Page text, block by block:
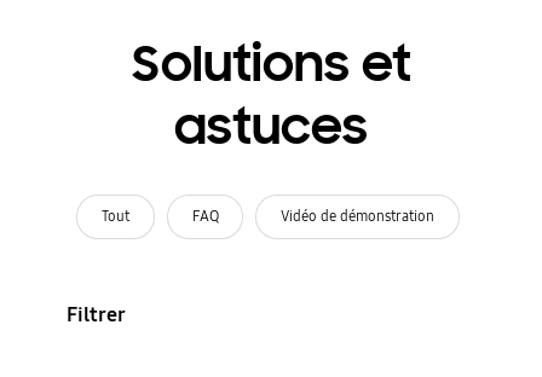
Solutions et
astuces
Tout FAQ Vidéo de démonstration
Filtrer